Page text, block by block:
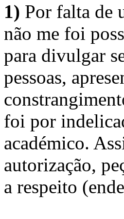
1) Por falta de
não me foi
para divulgar
pessoas,
foi por
académico.
autorização,
a respeito